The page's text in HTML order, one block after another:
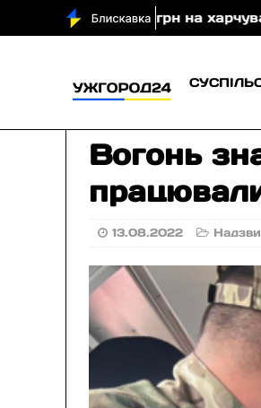
400 млн грн на харчування
Вогонь
13.08.2022